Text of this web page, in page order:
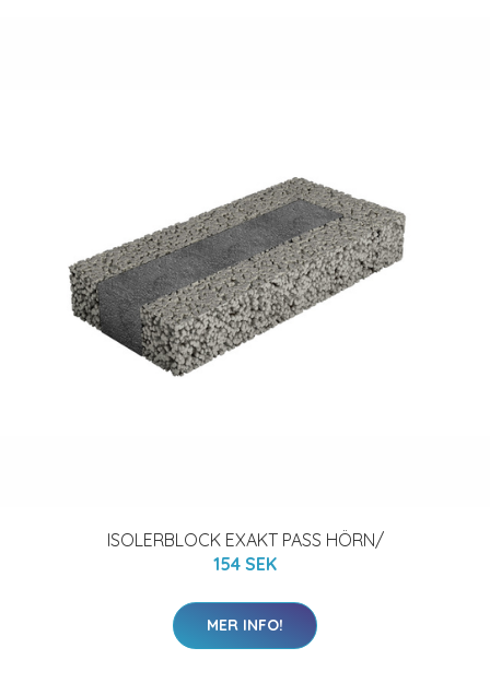
ISOLERBLOCK EXAKT PASS HÖRN/
154 SEK
MER INFO!